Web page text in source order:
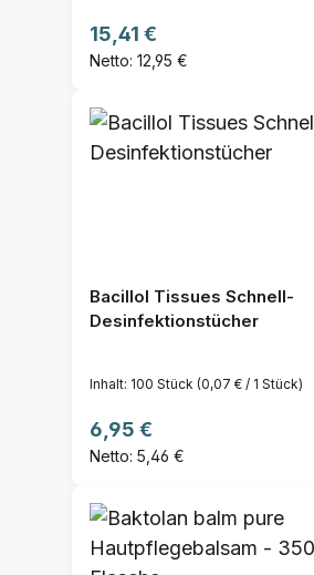
Regulärer Preis:
15,41 €
Netto: 12,95 €
Bacillol Tissues Schnell-
Desinfektionstücher
Inhalt: 100 Stück (0,07 € / 1 Stück)
Regulärer Preis:
6,95 €
Netto: 5,46 €